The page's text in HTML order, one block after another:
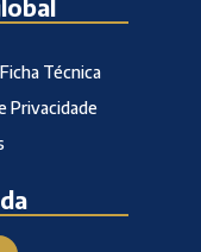
Ficha Técnica
Privacidade